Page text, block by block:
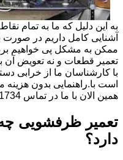
به این دلیل که ما به تمام
آشنایی کامل داریم در
ممکن به مشکل پی خواهیم
تعمیر قطعات و نه تعویض آن
با کارشناسان ما از خرابی
است با.راهنمایی بدون
همین الان با ما در تماس 09109131734 آقای حبیب محمدی باشید
تعمیر ظرفشویی
دارد؟